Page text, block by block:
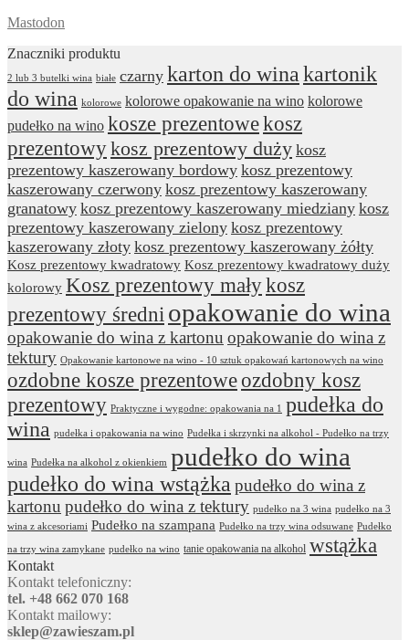
Mastodon
Znaczniki produktu
2 lub 3 butelki wina białe czarny karton do wina kartonik
do wina kolorowe kolorowe opakowanie na wino kolorowe
pudełko na wino kosze prezentowekosz
prezentowykosz prezentowy duży kosz
prezentowy kaszerowany bordowy kosz prezentowy
kaszerowany czerwony kosz prezentowy kaszerowany
granatowy kosz prezentowy kaszerowany miedziany kosz
prezentowy kaszerowany zielony kosz prezentowy
kaszerowany złoty kosz prezentowy kaszerowany żółty
Kosz prezentowy kwadratowy Kosz prezentowy kwadratowy duży
kolorowy Kosz prezentowy małykosz
prezentowy średni opakowanie do wina
opakowanie do wina z kartonu opakowanie do wina z
tektury Opakowanie kartonowe na wino - 10 sztuk opakowań kartonowych na wino
ozdobne kosze prezentoweozdobny kosz
prezentowy Praktyczne i wygodne: opakowania na 1
pudełka do
wina pudełka i opakowania na wino Pudełka i skrzynki na alkohol - Pudełko na trzy
wina Pudełka na alkohol z okienkiem pudełko do wina
pudełko do wina wstążka pudełko do wina z
kartonu pudełko do wina z tektury pudełko na 3 wina pudełko na 3
wina z akcesoriami Pudełko na szampana Pudełko na trzy wina odsuwane Pudełko
na trzy wina zamykane pudełko na wino tanie opakowania na alkohol wstążka
Kontakt
Kontakt telefoniczny:
tel. +48 662 070 168
Kontakt mailowy:
sklep@zawieszam.pl